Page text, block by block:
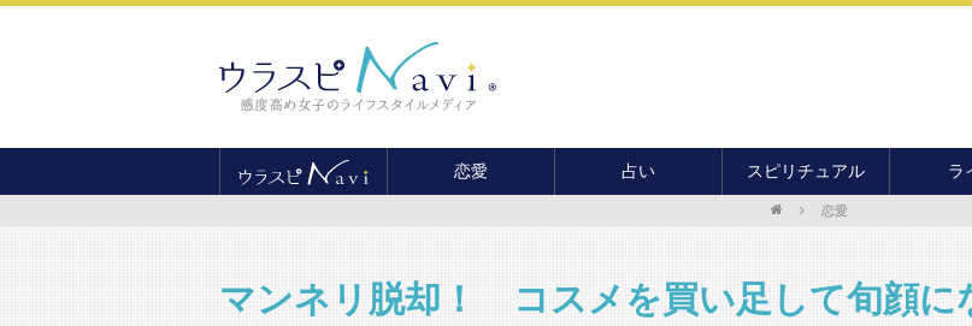
恋愛
結婚
占い
カード占い
おもしろ占い
スピリチュアル
開運
パワースポット
オカルト
ラ
恋愛
マンネリ脱却！ コスメを買い足して旬顔に